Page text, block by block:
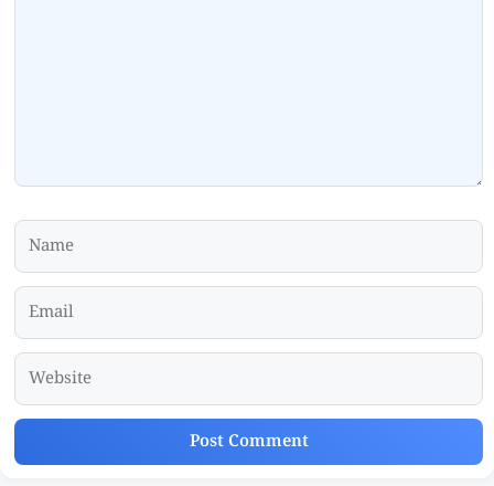
Name
Email
Website